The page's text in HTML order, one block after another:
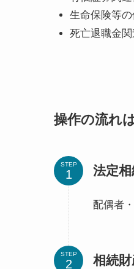
生命保険等
死亡退職金
操作の流れ
STEP 法定
配偶者
STEP 相続